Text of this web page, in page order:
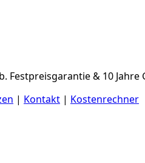
Festpreisgarantie & 10 Jahre
| Kontakt | Kostenrechner